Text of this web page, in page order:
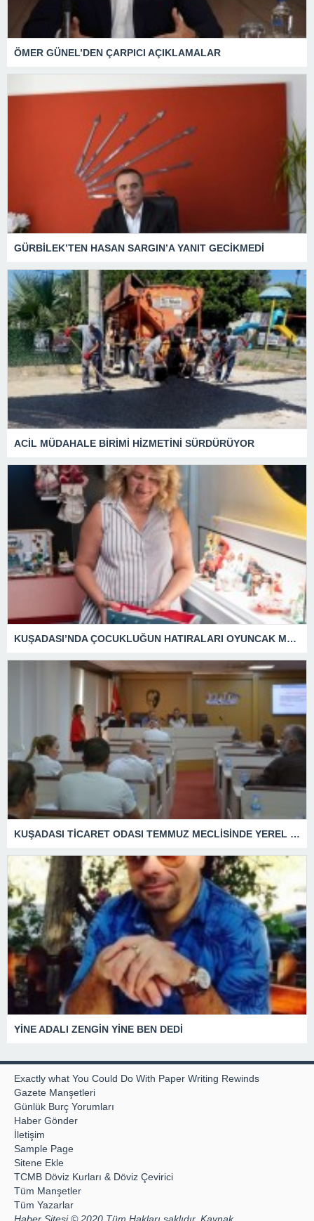
ÖMER GÜNEL’DEN ÇARPICI AÇIKLAMALAR
GÜRBİLEK’TEN HASAN SARGIN’A YANIT GECİKMEDİ
ACİL MÜDAHALE BİRİMİ HİZMETİNİ SÜRDÜRÜYOR
KUŞADASI’NDA ÇOCUKLUĞUN HATIRALARI OYUNCAK MÜZESİNDE HAYAT BULACAK
KUŞADASI TİCARET ODASI TEMMUZ MECLİSİNDE YEREL İŞLETMELERE ANLAMLI DESTEK
YİNE ADALI ZENGİN YİNE BEN DEDİ
Exactly what You Could Do With Paper Writing Rewinds
Gazete Manşetleri
Günlük Burç Yorumları
Haber Gönder
İletişim
Sample Page
Sitene Ekle
TCMB Döviz Kurları & Döviz Çevirici
Tüm Manşetler
Tüm Yazarlar